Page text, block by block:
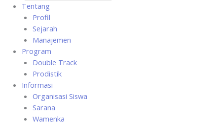
Tentang
Profil
Sejarah
Manajemen
Program
Double Track
Prodistik
Informasi
Organisasi Siswa
Sarana
Wamenka